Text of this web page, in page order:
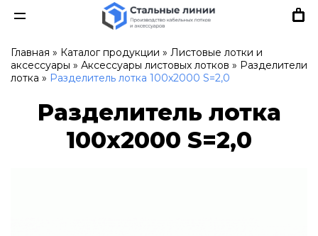
Главная » Каталог продукции » Листовые лотки и
аксессуары » Аксессуары листовых лотков » Разделители
лотка » Разделитель лотка 100х2000 S=2,0
Разделитель лотка
100х2000 S=2,0